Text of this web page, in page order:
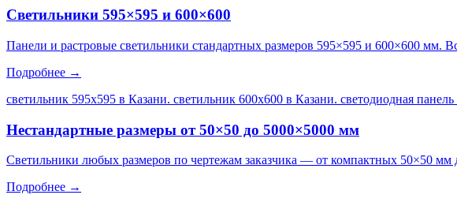
Светильники 595×595 и 600×600
Панели и растровые светильники стандартных размеров 595×595 и 600×600 мм.
Подробнее →
светильник 595х595 в Казани. светильник 600х600 в Казани. светодиодная
Нестандартные размеры от 50×50 до 5000×5000 мм
Светильники любых размеров по чертежам заказчика — от компактных 50×50
Подробнее →